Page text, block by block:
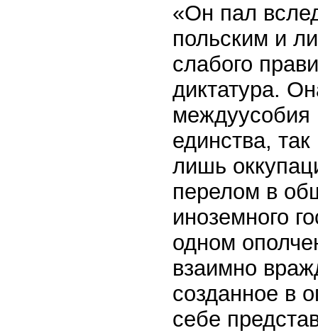
«Он пал
польским и
слабого
диктатура.
междуусобия
единства,
лишь
перелом в
иноземного
одном
взаимно
созданное в
себе